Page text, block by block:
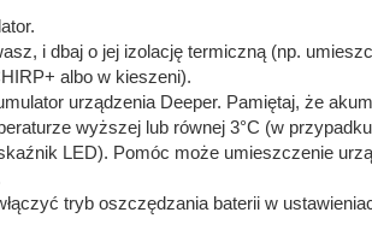
i dbaj o jej izolację termiczną (np.
albo w kieszeni).
urządzenia Deeper. Pamiętaj, że
wyższej lub równej 3°C (w
LED). Pomóc może umieszczenie
tryb oszczędzania baterii w